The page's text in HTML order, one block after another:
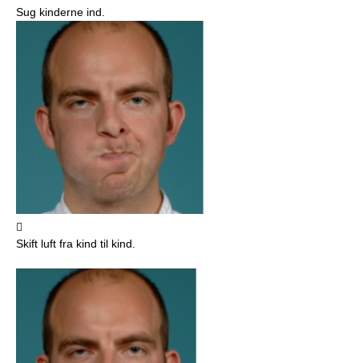
Sug kinderne ind.

Skift luft fra kind til kind.